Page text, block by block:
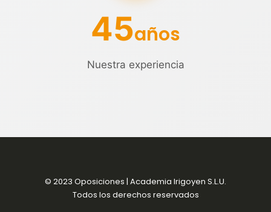
45años
Nuestra experiencia
© 2023 Oposiciones | Academia Irigoyen S.L.U.
Todos los derechos reservados